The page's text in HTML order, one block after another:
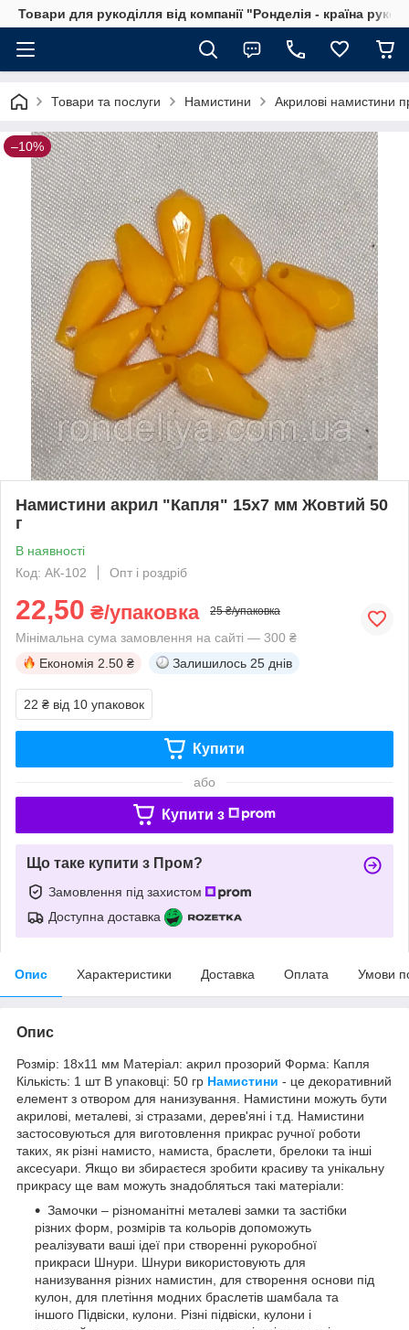
Товари для рукоділля від компанії "Ронделія - країна
Товари та послуги Намистини Акрилові намистини
–10%
Намистини акрил "Капля" 15х7 мм Жовтий 50
г
В наявності
Код: АК-102
Опт і роздріб
22,50 ₴/упаковка 25 ₴/упаковка
Мінімальна сума замовлення на сайті — 300 ₴
Економія 2.50 ₴ Залишилось 25 днів
22 ₴ від 10 упаковок
Купити
або
Купити з
Що таке купити з Пром?
Замовлення під захистом
Доступна доставка
Опис Характеристики Доставка Оплата Умови
Опис
Розмір: 18х11 мм Матеріал: акрил прозорий Форма: Капля
Кількість: 1 шт В упаковці: 50 гр Намистини - це декоративний
елемент з отвором для нанизування. Намистини можуть бути
акрилові, металеві, зі стразами, дерев'яні і т.д. Намистини
застосовуються для виготовлення прикрас ручної роботи
таких, як різні намисто, намиста, браслети, брелоки та інші
аксесуари. Якщо ви збираєтеся зробити красиву та унікальну
прикрасу ще вам можуть знадобляться такі матеріали:
Замочки – різноманітні металеві замки та застібки
різних форм, розмірів та кольорів допоможуть
реалізувати ваші ідеї при створенні рукоробної
прикраси Шнури. Шнури використовують для
нанизування різних намистин, для створення основи під
кулон, для плетіння модних браслетів шамбала та
іншого Підвіски, кулони. Різні підвіски, кулони і